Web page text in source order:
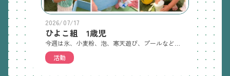
2026/07/17
ひよこ組 1歳児
活動